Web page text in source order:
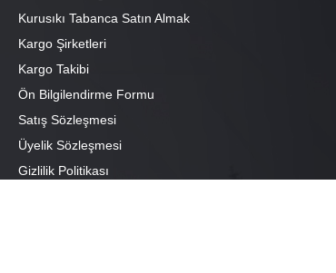
Kurusıkı Tabanca Satın Almak
Kargo Şirketleri
Kargo Takibi
Ön Bilgilendirme Formu
Satış Sözleşmesi
Üyelik Sözleşmesi
Gizlilik Politikası